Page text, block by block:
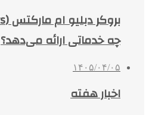
چه خدماتی ارائه می‌دهد؟
۱۴۰۵/۰۴/۰۵
اخبار هفته